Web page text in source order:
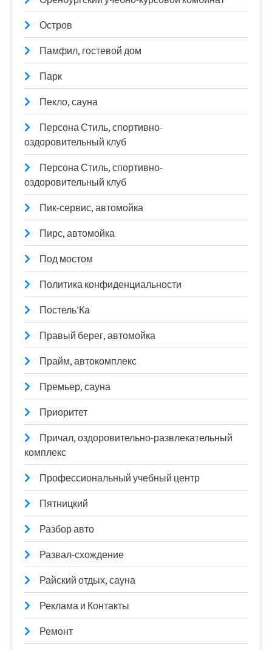
Остров
Памфил, гостевой дом
Парк
Пекло, сауна
Персона Стиль, спортивно-
оздоровительный клуб
Персона Стиль, спортивно-
оздоровительный клуб
Пик-сервис, автомойка
Пирс, автомойка
Под мостом
Политика конфиденциальности
Постель’Ка
Правый берег, автомойка
Прайм, автокомплекс
Премьер, сауна
Приоритет
Причал, оздоровительно-развлекательный
комплекс
Профессиональный учебный центр
Пятницкий
Разбор авто
Развал-схождение
Райский отдых, сауна
Реклама и Контакты
Ремонт